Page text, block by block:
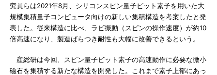
究員らは2021年8月、シリコンスピン量子ビット素子を用いた大
規模集積量子コンピュータ向けの新しい集積構造を考案したと発
表した。従来構造に比べ、ラビ振動（スピンの操作速度）が約10
倍高速になり、製造ばらつき耐性も大幅に改善できるという。
産総研は今回、スピン量子ビット素子の高速動作に必要な微小
磁石を集積する新たな構造を開発した。これまで素子上部にあっ